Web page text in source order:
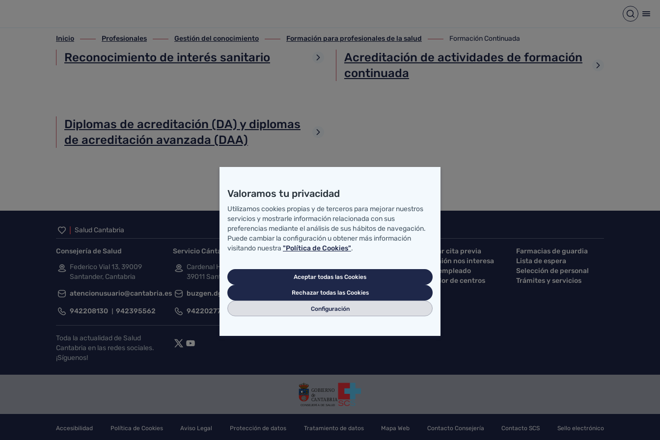
Abrir
ir-a inicio
Inicio
ir-a Profesionales
Profesionales
ir-a Gestión del conocimiento
Gestión del conocimiento
ir-a Formación para profesionales de la salud
Formación para profesionales de la salud
ir-a Formación Continuada
Formación Continuada
Reconocimiento de interés sanitario
Acreditación de actividades de formación
continuada
Diplomas de acreditación (DA) y diplomas
de acreditación avanzada (DAA)
Inicio del pie de página
Salud Cantabria
Consejería de Salud
Federico Vial 13, 39009
Santander, Cantabria
atencionusuario@cantabria.es
942208130 942395562
Servicio Cántabro de Salud
Cardenal Herrera Oria, S/N
39011 Santander, Cantabria
buzgen.dg@scsalud.es
942202770
Toda la actualidad de Salud
Cantabria en las redes sociales.
¡Síguenos!
Accesos directos
MiSalud@SCS Solicitar cita previa
Farmacias de guardia
Su opinión nos interesa
Lista de espera
Acceso correo SCS
Portal empleado
Selección de personal
Mapa sanitario
Buscador de centros Trámites y servicios
Accesibilidad Política de Cookies Aviso Legal Protección de datos Tratamiento de datos Mapa Web Contacto Consejería Contacto SCS Sello electrónico
Valoramos tu privacidad
Utilizamos cookies propias y de terceros para mejorar nuestros
servicios y mostrarle información relacionada con sus
preferencias mediante el análisis de sus hábitos de navegación.
Puede cambiar la configuración u obtener más información
visitando nuestra "Política de Cookies".
Aceptar todas las Cookies
Rechazar todas las Cookies
Configuración